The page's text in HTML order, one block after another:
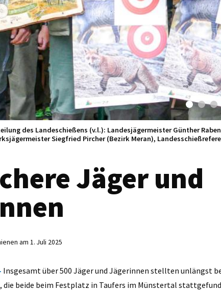
des Landeschießens (v.l.): Landesjägermeister Günther
Siegfried Pircher (Bezirk Meran),
Jäger und
am 1. Juli 2025
Insgesamt über 500 Jäger und Jägerinnen stellten unlängst
beide beim Festplatz in Taufers im Münstertal